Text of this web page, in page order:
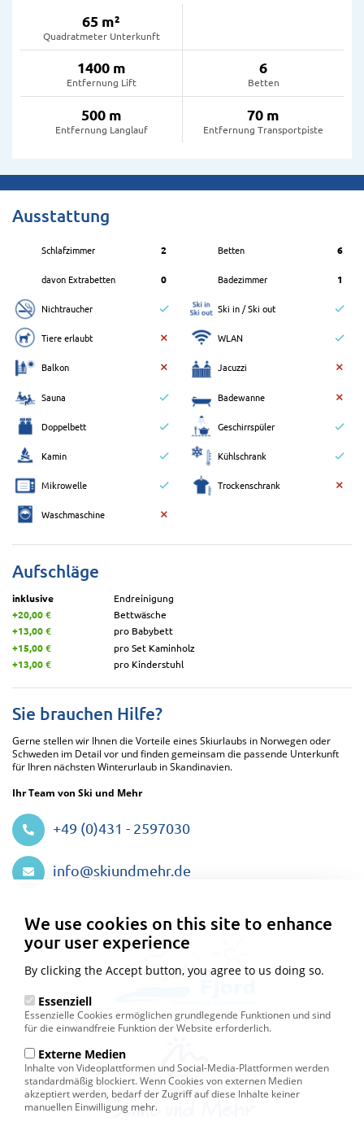
65 m²
Quadratmeter Unterkunft
1400 m
Entfernung Lift
6
Betten
500 m
Entfernung Langlauf
70 m
Entfernung Transportpiste
Ausstattung
Schlafzimmer 2 Betten 6
davon Extrabetten 0 Badezimmer 1
Nichtraucher Ski in / Ski out
Tiere erlaubt WLAN
Balkon Jacuzzi
Sauna Badewanne
Doppelbett Geschirrspüler
Kamin Kühlschrank
Mikrowelle Trockenschrank
Waschmaschine
Aufschläge
inklusive
Endreinigung
+20,00 €
Bettwäsche
+13,00 €
pro Babybett
+15,00 €
pro Set Kaminholz
+13,00 €
pro Kinderstuhl
Sie brauchen Hilfe?
Gerne stellen wir Ihnen die Vorteile eines Skiurlaubs in Norwegen oder
Schweden im Detail vor und finden gemeinsam die passende Unterkunft
für Ihren nächsten Winterurlaub in Skandinavien.
Ihr Team von Ski und Mehr
+49 (0)431 - 2597030
info@skiundmehr.de
We use cookies on this site to enhance
your user experience
By clicking the Accept button, you agree to us doing so.
Essenziell
Essenzielle Cookies ermöglichen grundlegende Funktionen und sind
für die einwandfreie Funktion der Website erforderlich.
Externe Medien
Inhalte von Videoplattformen und Social-Media-Plattformen werden
standardmäßig blockiert. Wenn Cookies von externen Medien
akzeptiert werden, bedarf der Zugriff auf diese Inhalte keiner
manuellen Einwilligung mehr.